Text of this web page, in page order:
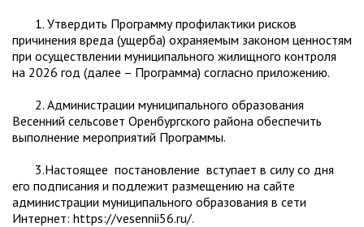
1. Утвердить Программу профилактики рисков
причинения вреда (ущерба) охраняемым законом ценностям
при осуществлении муниципального жилищного контроля
на 2026 год (далее – Программа) согласно приложению.
2. Администрации муниципального образования
Весенний сельсовет Оренбургского района обеспечить
выполнение мероприятий Программы.
3.Настоящее постановление вступает в силу со дня
его подписания и подлежит размещению на сайте
администрации муниципального образования в сети
Интернет: https://vesennii56.ru/.